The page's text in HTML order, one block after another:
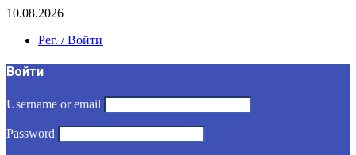
10.08.2026
Рег. / Войти
Войти
Username or email
Password